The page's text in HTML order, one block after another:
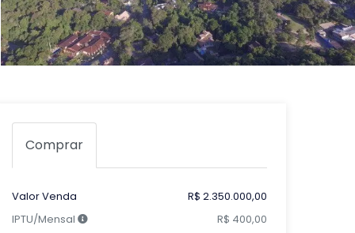
Comprar
Valor Venda
R$ 2.350.000,00
IPTU/Mensal
R$ 400,00